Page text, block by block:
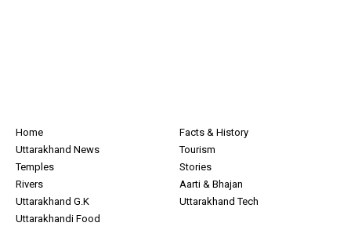
Home
Facts & History
Uttarakhand News
Tourism
Temples
Stories
Rivers
Aarti & Bhajan
Uttarakhand G.K
Uttarakhand Tech
Uttarakhandi Food